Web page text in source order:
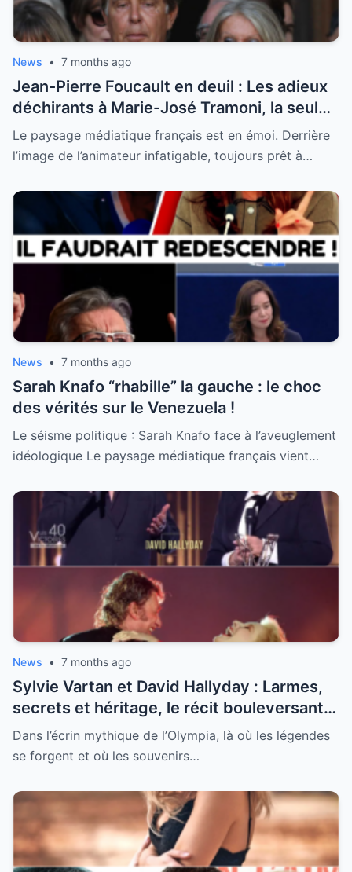
News • 7 months ago
Jean-Pierre Foucault en deuil : Les adieux
déchirants à Marie-José Tramoni, la seule
femme qu’il ait jamais épousée
Le paysage médiatique français est en émoi. Derrière
l’image de l’animateur infatigable, toujours prêt à…
News • 7 months ago
Sarah Knafo “rhabille” la gauche : le choc
des vérités sur le Venezuela !
Le séisme politique : Sarah Knafo face à l’aveuglement
idéologique Le paysage médiatique français vient…
News • 7 months ago
Sylvie Vartan et David Hallyday : Larmes,
secrets et héritage, le récit bouleversant
d’un hommage historique à Johnny à
l’Olympia
Dans l’écrin mythique de l’Olympia, là où les légendes
se forgent et où les souvenirs…